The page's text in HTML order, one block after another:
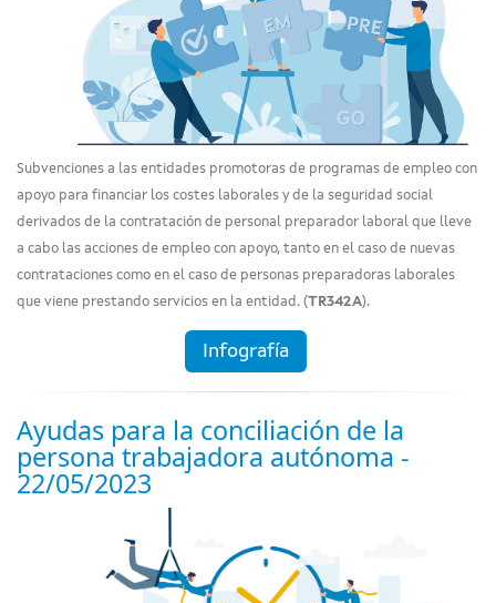
Subvenciones a las entidades promotoras de programas de empleo con
apoyo para financiar los costes laborales y de la seguridad social
derivados de la contratación de personal preparador laboral que lleve
a cabo las acciones de empleo con apoyo, tanto en el caso de nuevas
contrataciones como en el caso de personas preparadoras laborales
que viene prestando servicios en la entidad. (TR342A).
Infografía
Ayudas para la conciliación de la
persona trabajadora autónoma -
22/05/2023